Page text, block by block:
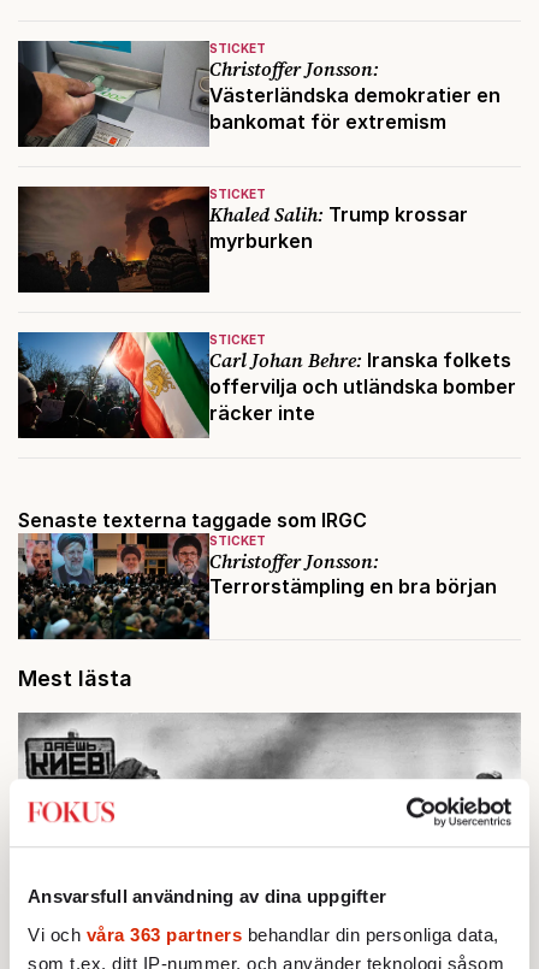
Ansvarsfull användning av dina uppgifter
Vi och våra 363 partners behandlar din personliga data,
som t.ex. ditt IP-nummer, och använder teknologi såsom
STICKET
Christoffer Jonsson:
Västerländska demokratier en
bankomat för extremism
STICKET
Khaled Salih: Trump krossar
myrburken
STICKET
Carl Johan Behre: Iranska folkets
offervilja och utländska bomber
räcker inte
Senaste texterna taggade som IRGC
STICKET
Christoffer Jonsson:
Terrorstämpling en bra början
Mest lästa